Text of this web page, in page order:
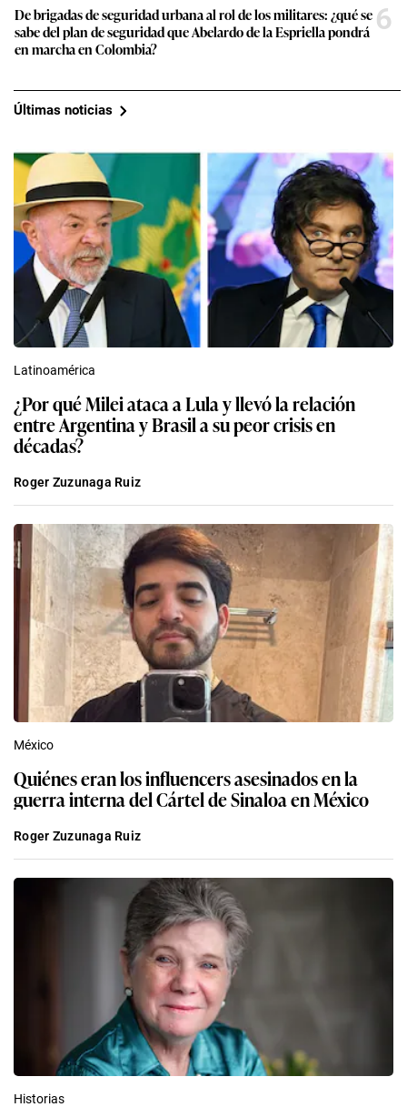
De brigadas de seguridad urbana al rol de los militares: ¿qué se
sabe del plan de seguridad que Abelardo de la Espriella pondrá
en marcha en Colombia?
6
Últimas noticias
Latinoamérica
¿Por qué Milei ataca a Lula y llevó la relación
entre Argentina y Brasil a su peor crisis en
décadas?
Roger Zuzunaga Ruiz
México
Quiénes eran los influencers asesinados en la
guerra interna del Cártel de Sinaloa en México
Roger Zuzunaga Ruiz
Historias